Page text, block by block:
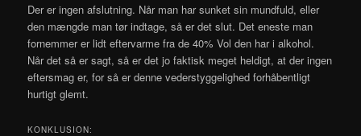
Der er ingen afslutning. Når man har sunket sin mundfuld, eller
den mængde man tør indtage, så er det slut. Det eneste man
fornemmer er lidt eftervarme fra de 40% Vol den har i alkohol.
Når det så er sagt, så er det jo faktisk meget heldigt, at der ingen
eftersmag er, for så er denne vederstyggelighed forhåbentligt
hurtigt glemt.
KONKLUSION: